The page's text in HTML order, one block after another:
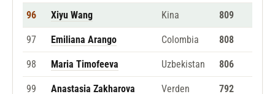
96 Xiyu Wang Kina 809
97 Emiliana Arango Colombia 808
98 Maria Timofeeva Uzbekistan 806
99 Anastasia Zakharova Verden 792